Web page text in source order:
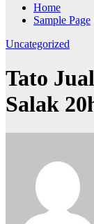
Home
Sample Page
Uncategorized
Tato
Salak